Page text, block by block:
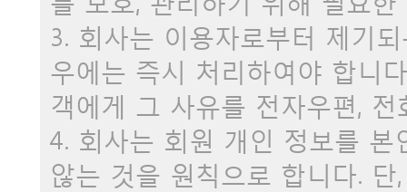
3. 회사는 이용자로부터 제기
우에는 즉시 처리하여야 합니
객에게 그 사유를 전자우편,
4. 회사는 회원 개인 정보를 본
않는 것을 원칙으로 합니다.